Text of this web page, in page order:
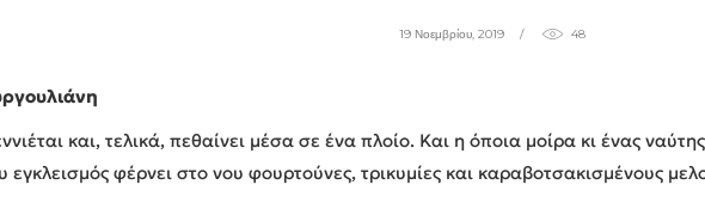
19 Νοεμβρίου, 2019 48
και, τελικά, πεθαίνει μέσα σε ένα πλοίο. Και η όποια μοίρα κι ένας
εγκλεισμός φέρνει στο νου φουρτούνες, τρικυμίες και καραβοτσακισμένους